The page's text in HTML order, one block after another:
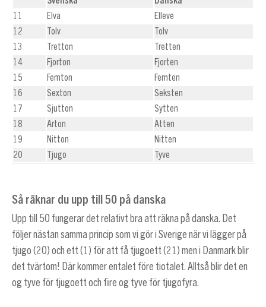
11
Elva
Elleve
12
Tolv
Tolv
13
Tretton
Tretten
14
Fjorton
Fjorten
15
Femton
Femten
16
Sexton
Seksten
17
Sjutton
Sytten
18
Arton
Atten
19
Nitton
Nitten
20
Tjugo Tyve
Så räknar du upp till 50 på danska
Upp till 50 fungerar det relativt bra att räkna på danska. Det
följer nästan samma princip som vi gör i Sverige när vi lägger på
tjugo (20) och ett (1) för att få tjugoett (21) men i Danmark blir
det tvärtom! Där kommer entalet före tiotalet. Alltså blir det en
og tyve för tjugoett och fire og tyve för tjugofyra.